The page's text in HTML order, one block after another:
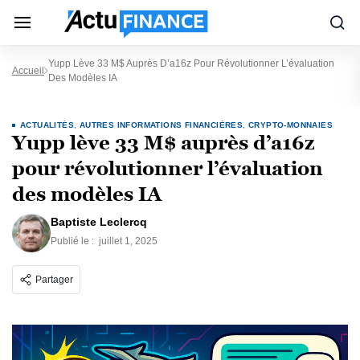
Accueil
Yupp Lève 33 M$ Auprès D’a16z Pour Révolutionner L’évaluation
Des Modèles IA
ACTUALITÉS AUTRES INFORMATIONS FINANCIÈRES CRYPTO-MONNAIES
Yupp lève 33 M$ auprès d’a16z
pour révolutionner l’évaluation
des modèles IA
Baptiste Leclercq
Publié le : juillet 1, 2025
Partager